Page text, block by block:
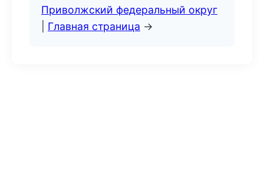
Приволжский федеральный округ
Главная страница →